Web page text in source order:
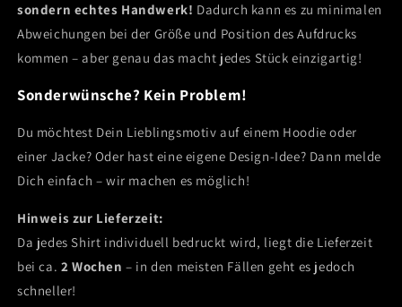
sondern echtes Handwerk! Dadurch kann es zu minimalen
Abweichungen bei der Größe und Position des Aufdrucks
kommen – aber genau das macht jedes Stück einzigartig!
Sonderwünsche? Kein Problem!
Du möchtest Dein Lieblingsmotiv auf einem Hoodie oder
einer Jacke? Oder hast eine eigene Design-Idee? Dann melde
Dich einfach – wir machen es möglich!
Hinweis zur Lieferzeit:
Da jedes Shirt individuell bedruckt wird, liegt die Lieferzeit
bei ca. 2 Wochen – in den meisten Fällen geht es jedoch
schneller!